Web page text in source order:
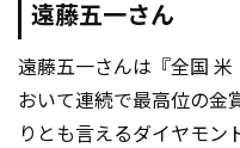
遠藤五一さん
遠藤五一さんは『全国
おいて連続で最高位の金
りとも言えるダイヤモン